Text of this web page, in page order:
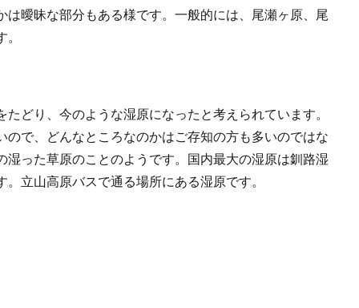
曖昧な部分もある様です。一般的には、尾瀬ヶ原、尾
どり、今のような湿原になったと考えられています。
で、どんなところなのかはご存知の方も多いのではな
った草原のことのようです。国内最大の湿原は釧路湿
立山高原バスで通る場所にある湿原です。